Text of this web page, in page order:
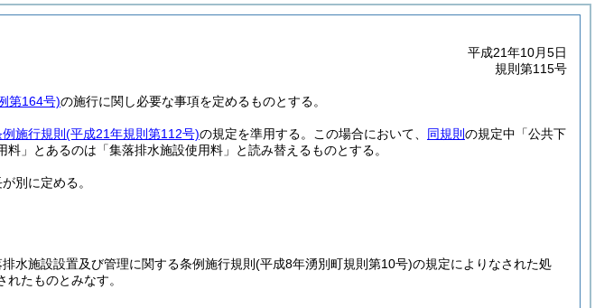
平成21年10月5日
規則第115号
第164号)の施行に関し必要な事項を定めるものとする。
施行規則 (平成21年規則第112号)の規定を準用する。 この場合において、 同規則 の規定中「公共下
」とあるのは「集落排水施設使用料」と読み替えるものとする。
別に定める。
水施設設置及び管理に関する条例施行規則 (平成8年湧別町規則第10号)の規定によりなされた処
たものとみなす。